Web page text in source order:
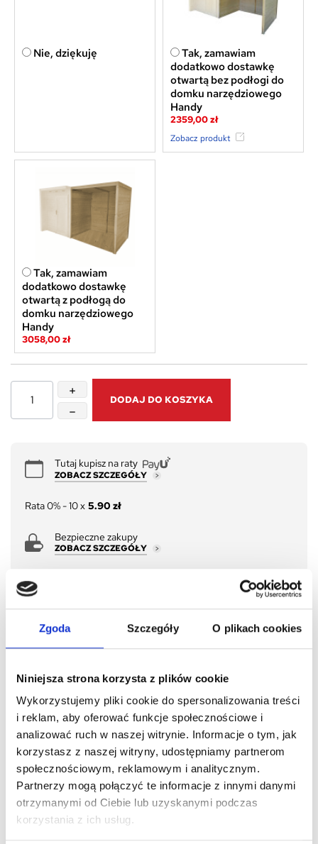
Zgoda Szczegóły O plikach cookies
Niniejsza strona korzysta z plików cookie
Wykorzystujemy pliki cookie do spersonalizowania treści
i reklam, aby oferować funkcje społecznościowe i
analizować ruch w naszej witrynie. Informacje o tym, jak
korzystasz z naszej witryny, udostępniamy partnerom
społecznościowym, reklamowym i analitycznym.
Partnerzy mogą połączyć te informacje z innymi danymi
otrzymanymi od Ciebie lub uzyskanymi podczas
korzystania z ich usług.
Nie, dziękuję
Tak, zamawiam
dodatkowo dostawkę
otwartą bez podłogi do
domku narzędziowego
Handy
2359,00 zł
Zobacz produkt
Tak, zamawiam
dodatkowo dostawkę
otwartą z podłogą do
domku narzędziowego
Handy
3058,00 zł
DODAJ DO KOSZYKA
Tutaj kupisz na raty
ZOBACZ SZCZEGÓŁY
Rata 0% - 10 x 5.90 zł
Bezpieczne zakupy
ZOBACZ SZCZEGÓŁY
Opis Szczegóły produktu
Opinie o produkcie
Pokrycie dachu - Handy z papą
Dach domku narzędziowego lub dostawki wykonany jest z
drewna, do zabezpieczenia go przed negatywnymi warunkami